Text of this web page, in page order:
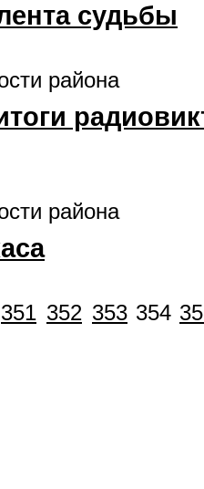
судьбы
района
района
351 352 353 354